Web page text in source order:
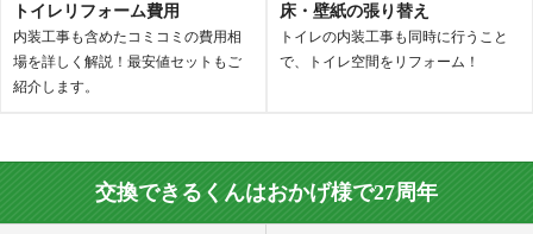
トイレリフォーム費用
内装工事も含めたコミコミの費用相
場を詳しく解説！最安値セットもご
紹介します。
床・壁紙の張り替え
トイレの内装工事も同時に行うこと
で、トイレ空間をリフォーム！
交換できるくんはおかげ様で27周年